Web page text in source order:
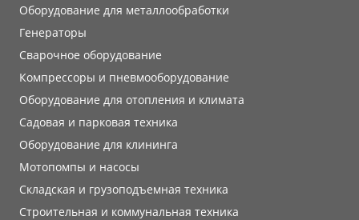
Оборудование для металлообработки
Генераторы
Сварочное оборудование
Компрессоры и пневмооборудование
Оборудование для отопления и климата
Садовая и парковая техника
Оборудование для клининга
Мотопомпы и насосы
Складская и грузоподъемная техника
Строительная и коммунальная техника